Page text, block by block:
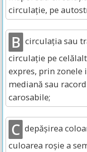
circulație, pe
B circulația sau
circulație pe
expres, prin zonele
mediană sau
carosabile;
C depășirea
culoarea roșie a